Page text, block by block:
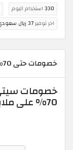
330 استخدام اليوم
اخر توفير37 ريال سعودي
خصومات حتى 70% + كوبون 5%
70% على ملابس الرجال